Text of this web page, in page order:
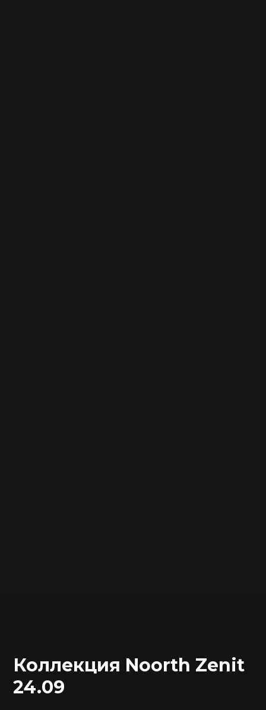
Коллекция Noorth Zenit
24.09